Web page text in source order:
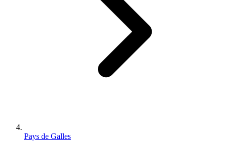
Pays de Galles